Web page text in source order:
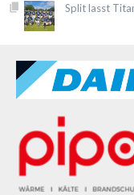
Split lasst